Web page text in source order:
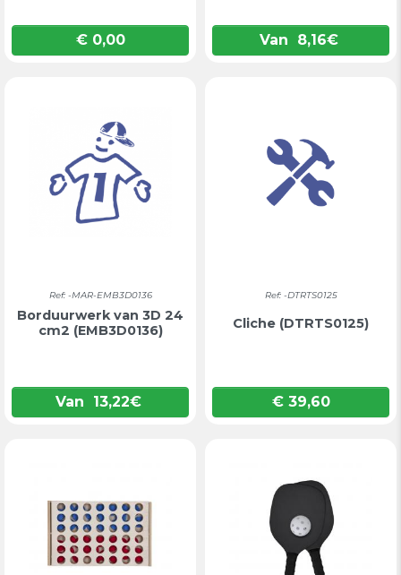
Prijs
€ 0,00 Van 8,16€
Ref: -MAR-EMB3D0136
Borduurwerk van 3D 24
cm2 (EMB3D0136)
Van 13,22€
Ref: -DTRTS0125
Cliche (DTRTS0125)
Prijs
€ 39,60